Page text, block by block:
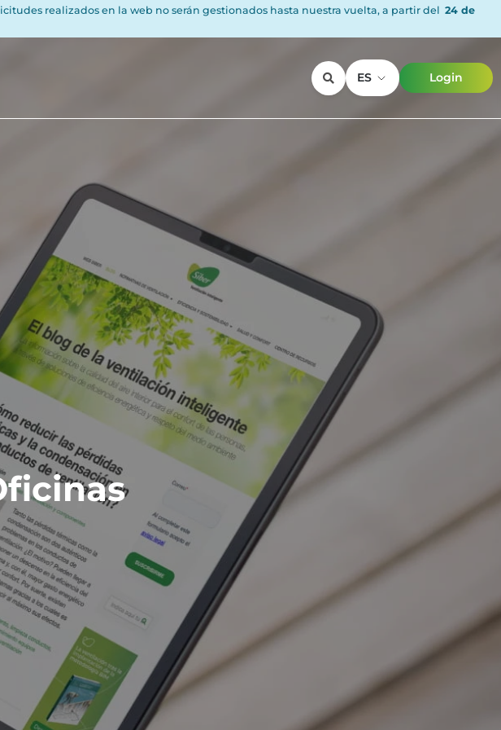
realizados en la web no serán gestionados hasta nuestra vuelta, a partir del 24 de
ES Login